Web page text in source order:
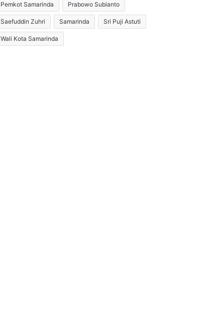
Pemkot Samarinda Prabowo Subianto
Saefuddin Zuhri Samarinda Sri Puji Astuti
Wali Kota Samarinda